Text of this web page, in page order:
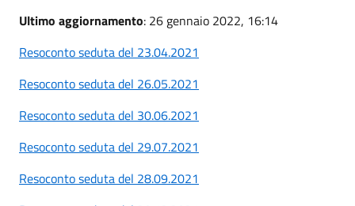
Ultimo aggiornamento: 26 gennaio 2022, 16:14
Resoconto seduta del 23.04.2021
Resoconto seduta del 26.05.2021
Resoconto seduta del 30.06.2021
Resoconto seduta del 29.07.2021
Resoconto seduta del 28.09.2021